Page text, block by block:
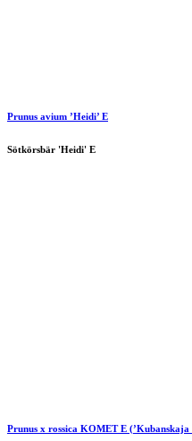
Prunus avium ’Heidi’ E
Sötkörsbär 'Heidi' E
Prunus x rossica KOMET E (’Kubanskaja